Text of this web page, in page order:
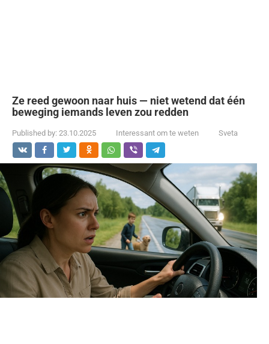
Ze reed gewoon naar huis — niet wetend dat één
beweging iemands leven zou redden
Published by: 23.10.2025 Interessant om te weten Sveta